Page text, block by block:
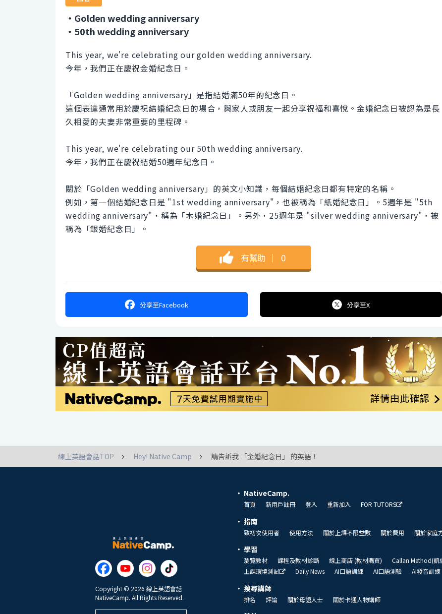
・Golden wedding anniversary
・50th wedding anniversary
This year, we're celebrating our golden wedding anniversary.
今年，我們正在慶祝金婚紀念日。
「Golden wedding anniversary」是指結婚滿50年的紀念日。
這個表達通常用於慶祝結婚紀念日的場合，與家人或朋友一起分享祝福和喜悅。金婚紀念日被認為是長
久相愛的夫妻非常重要的里程碑。
This year, we're celebrating our 50th wedding anniversary.
今年，我們正在慶祝結婚50週年紀念日。
關於「Golden wedding anniversary」的英文小知識，每個結婚紀念日都有特定的名稱。
例如，第一個結婚紀念日是 "1st wedding anniversary"，也被稱為「紙婚紀念日」。5週年是 "5th
wedding anniversary"，稱為「木婚紀念日」。另外，25週年是 "silver wedding anniversary"，被
稱為「銀婚紀念日」。
有幫助 ｜ 0
分享至Facebook 分享至X
線上英語會話TOP Hey! Native Camp 請告訴我 「金婚紀念日」 的英語！
Copyright © 2026 線上英語會話
NativeCamp. All Rights Reserved.
NativeCamp.
首頁 新用戶註冊 登入 重新加入 FOR TUTORS
指南
致初次使用者 使用方法 關於上課不限堂數 關於費用 關於家庭
學習
瀏覽教材 課程及教材診斷 線上商店 (教材購買) Callan Method(凱
上課環境測試
Daily News AI口語訓練 AI口語測驗 AI發音訓練
搜尋講師
排名 評論 關於母語人士 關於卡通人物講師